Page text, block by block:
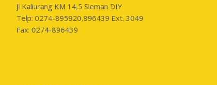
Jl Kaliurang KM 14,5 Sleman DIY
Telp: 0274-895920,896439 Ext. 3049
Fax: 0274-896439